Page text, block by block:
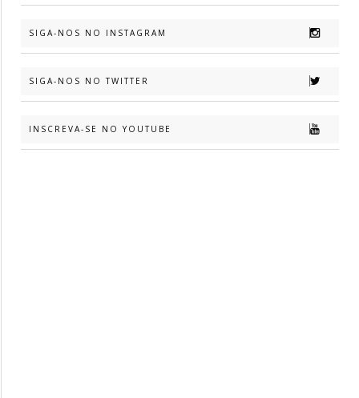
SIGA-NOS NO INSTAGRAM
SIGA-NOS NO TWITTER
INSCREVA-SE NO YOUTUBE